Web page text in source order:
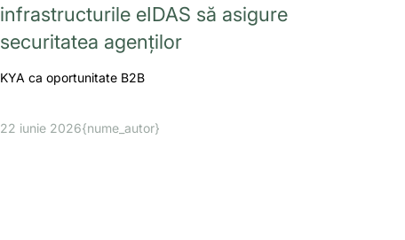
infrastructurile eIDAS să asigure
securitatea agenților
KYA ca oportunitate B2B
22 iunie 2026{nume_autor}